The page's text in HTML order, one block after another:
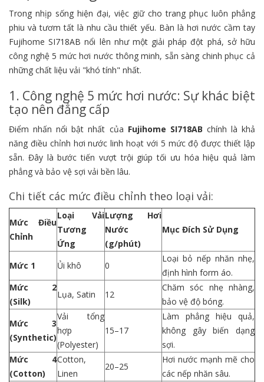
Trong nhịp sống hiện đại, việc giữ cho trang phục luôn phẳng
phiu và tươm tất là nhu cầu thiết yếu. Bàn là hơi nước cầm tay
Fujihome SI718AB nổi lên như một giải pháp đột phá, sở hữu
công nghệ 5 mức hơi nước thông minh, sẵn sàng chinh phục cả
những chất liệu vải "khó tính" nhất.
1. Công nghệ 5 mức hơi nước: Sự khác biệt
tạo nên đẳng cấp
Điểm nhấn nổi bật nhất của Fujihome SI718AB chính là khả
năng điều chỉnh hơi nước linh hoạt với 5 mức độ được thiết lập
sẵn. Đây là bước tiến vượt trội giúp tối ưu hóa hiệu quả làm
phẳng và bảo vệ sợi vải bền lâu.
Chi tiết các mức điều chỉnh theo loại vải:
Mức Điều
Chỉnh
Loại Vải
Tương
Ứng
Lượng Hơi
Nước
(g/phút)
Mục Đích Sử Dụng
Mức 1 Ủi khô 0
Loại bỏ nếp nhăn nhẹ,
định hình form áo.
Mức 2
(Silk)
Lụa, Satin 12
Chăm sóc nhẹ nhàng,
bảo vệ độ bóng.
Mức 3
(Synthetic)
Vải tổng
hợp
(Polyester)
15–17
Làm phẳng hiệu quả,
không gây biến dạng
sợi.
Mức 4
(Cotton)
Cotton,
Linen
20–25
Hơi nước mạnh mẽ cho
các nếp nhăn sâu.